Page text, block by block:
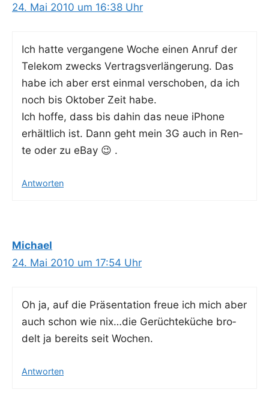
24. Mai 2010 um 16:38 Uhr
Ich hat­te ver­gan­ge­ne Woche einen Anruf der
Tele­kom zwecks Ver­trags­ver­län­ge­rung. Das
habe ich aber erst ein­mal ver­scho­ben, da ich
noch bis Okto­ber Zeit habe.
Ich hof­fe, dass bis dahin das neue iPho­ne
erhält­lich ist. Dann geht mein 3G auch in Ren­
te oder zu eBay 😉 .
Antworten
Michael
24. Mai 2010 um 17:54 Uhr
Oh ja, auf die Prä­sen­ta­ti­on freue ich mich aber
auch schon wie nix…die Gerüch­te­kü­che bro­
delt ja bereits seit Wochen.
Antworten